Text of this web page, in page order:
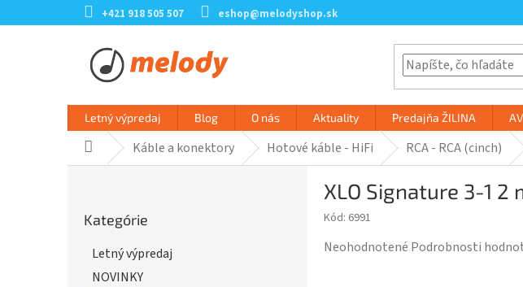
na
+421 918 505 507 eshop@melodyshop.sk
Letný výpredaj Blog O nás Aktuality Predajňa ŽILINA
DomovKáble a konektory Hotové káble - HiFi RCA - RCA (cinch)
kategórie
Kategórie
Letný výpredaj
NOVINKY
XLO Signature 3-1 2
Kód: 6991
Priemerné
Neohodnotené Podrobnosti